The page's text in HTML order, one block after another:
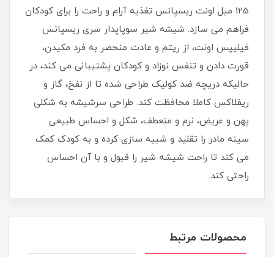
125 میل اونت ریسپانس تغذیه آرام و راحت را برای کودکان
فراهم می سازد. شیشه شیر سوپاپدار سری ریسپانس
فیلیپس اونت، از ریتم و عادت منحصر به فرد مکیدن،
قورت دادن و تنفس نوزاد و کودکان پشتیبانی می کند، در
حالیکه دریچه ضد کولیک طراحی شده تا از نفخ، گاز و
ریفلاکس کاملا محافظت کند. طراحی سرشیشه به شکلی
پهن و عریض، نرم و منعطف، شکل و احساس طبیعی
سینه مادر را تقلید و شبیه سازی کرده و به کودک کمک
می کند تا راحت شیشه شیر را قبول و با آن احساس
راحتی کند.
محصولات مرتبط